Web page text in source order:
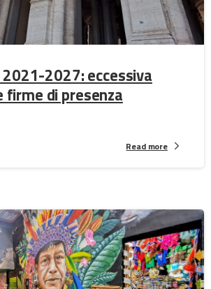
2027: eccessiva
di presenza
Read more